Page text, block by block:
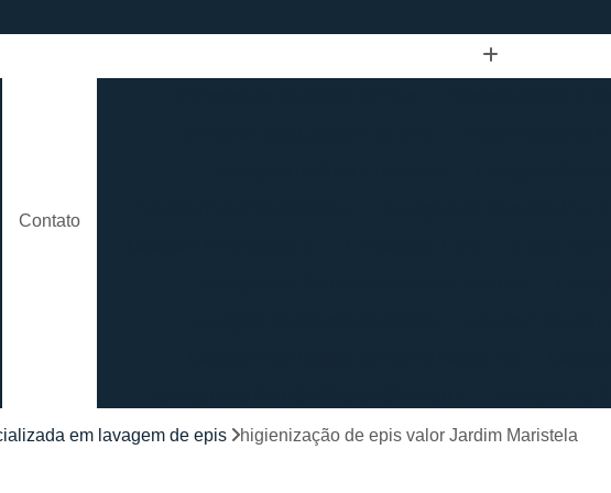
Contato
Lavagem de Roupão São Paulo
Locação de Roupão
em lavagem de epis higienização de epis valor Jardim Maristela